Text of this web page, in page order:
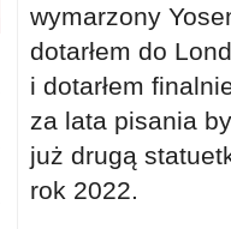
wymarzony
dotarłem do
i dotarłem
za lata pisania
już drugą
rok 2022.